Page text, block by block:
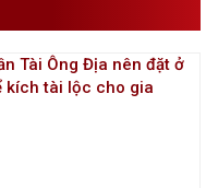
Tài Ông Địa nên đặt ở
kích tài lộc cho gia